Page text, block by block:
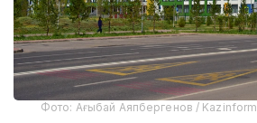
Фото: Ағыбай Аяпбергенов / Kazinform